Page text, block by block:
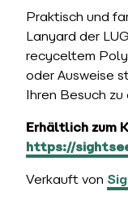
Praktisch und
Lanyard der
recyceltem
oder Ausweise
Ihren Besuch zu
Erhältlich zum
https://
Verkauft von